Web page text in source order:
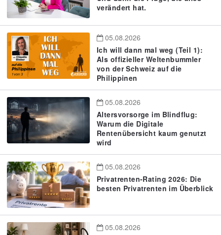
verändert hat.
05.08.2026
Ich will dann mal weg (Teil 1):
Als offizieller Weltenbummler
von der Schweiz auf die
Philippinen
05.08.2026
Altersvorsorge im Blindflug:
Warum die Digitale
Rentenübersicht kaum genutzt
wird
05.08.2026
Privatrenten-Rating 2026: Die
besten Privatrenten im Überblick
05.08.2026